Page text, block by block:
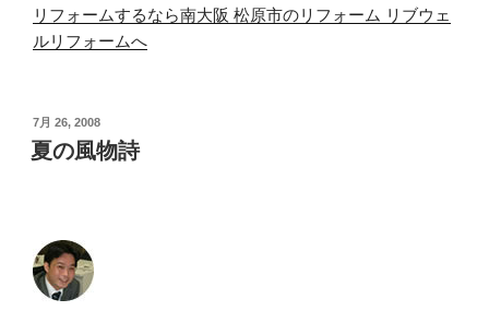
リフォームするなら南大阪 松原市のリフォーム リブウェ
ルリフォームへ
投
稿
日:
7月 26, 2008
夏の風物詩